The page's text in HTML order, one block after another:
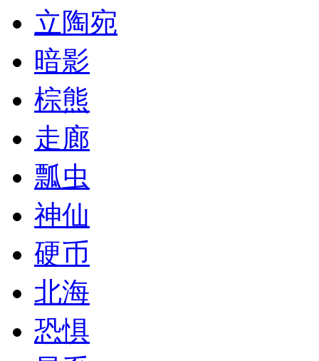
立陶宛
暗影
棕熊
走廊
瓢虫
神仙
硬币
北海
恐惧